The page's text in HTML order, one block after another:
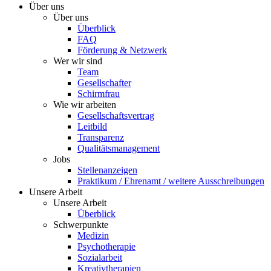
Über uns
Über uns
Überblick
FAQ
Förderung & Netzwerk
Wer wir sind
Team
Gesellschafter
Schirmfrau
Wie wir arbeiten
Gesellschaftsvertrag
Leitbild
Transparenz
Qualitätsmanagement
Jobs
Stellenanzeigen
Praktikum / Ehrenamt / weitere Ausschreibungen
Unsere Arbeit
Unsere Arbeit
Überblick
Schwerpunkte
Medizin
Psychotherapie
Sozialarbeit
Kreativtherapien